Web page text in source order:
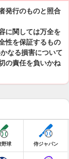
発行のものと照合
に関しては万全を
性を保証するもの
なる損害について
の責任を負いかね
野球 侍ジャパン